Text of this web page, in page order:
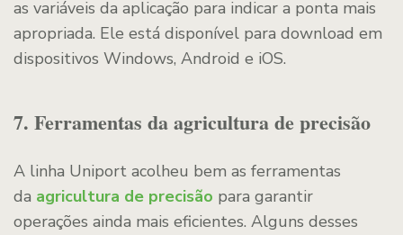
as variáveis da aplicação para indicar a ponta mais
apropriada. Ele está disponível para download em
dispositivos Windows, Android e iOS.
7. Ferramentas da agricultura de precisão
A linha Uniport acolheu bem as ferramentas
da agricultura de precisão para garantir
operações ainda mais eficientes. Alguns desses